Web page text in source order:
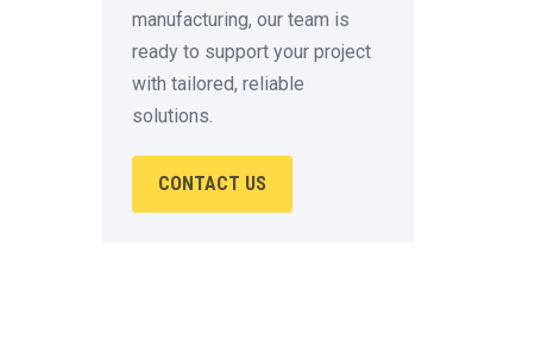
manufacturing, our team is
ready to support your project
with tailored, reliable
solutions.
CONTACT US